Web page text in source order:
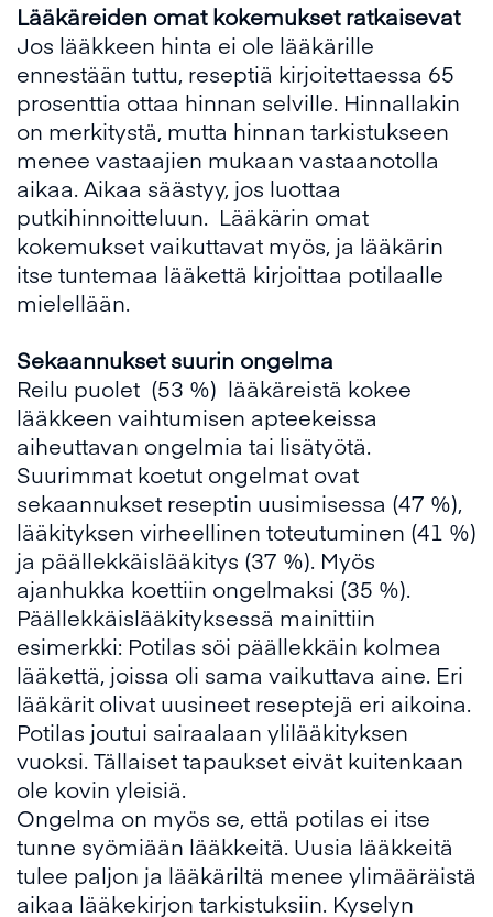
Lääkäreiden omat kokemukset ratkaisevat
Jos lääkkeen hinta ei ole lääkärille
ennestään tuttu, reseptiä kirjoitettaessa 65
prosenttia ottaa hinnan selville. Hinnallakin
on merkitystä, mutta hinnan tarkistukseen
menee vastaajien mukaan vastaanotolla
aikaa. Aikaa säästyy, jos luottaa
putkihinnoitteluun. Lääkärin omat
kokemukset vaikuttavat myös, ja lääkärin
itse tuntemaa lääkettä kirjoittaa potilaalle
mielellään.
Sekaannukset suurin ongelma
Reilu puolet (53 %) lääkäreistä kokee
lääkkeen vaihtumisen apteekeissa
aiheuttavan ongelmia tai lisätyötä.
Suurimmat koetut ongelmat ovat
sekaannukset reseptin uusimisessa (47 %),
lääkityksen virheellinen toteutuminen (41 %)
ja päällekkäislääkitys (37 %). Myös
ajanhukka koettiin ongelmaksi (35 %).
Päällekkäislääkityksessä mainittiin
esimerkki: Potilas söi päällekkäin kolmea
lääkettä, joissa oli sama vaikuttava aine. Eri
lääkärit olivat uusineet reseptejä eri aikoina.
Potilas joutui sairaalaan ylilääkityksen
vuoksi. Tällaiset tapaukset eivät kuitenkaan
ole kovin yleisiä.
Ongelma on myös se, että potilas ei itse
tunne syömiään lääkkeitä. Uusia lääkkeitä
tulee paljon ja lääkäriltä menee ylimääräistä
aikaa lääkekirjon tarkistuksiin. Kyselyn